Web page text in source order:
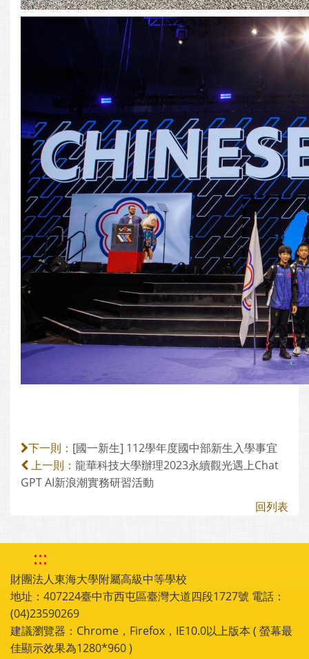
下一則： [國一新生] 112學年度國中部新生入學事宜
上一則： 龍華科技大學辦理2023永續觀光遇上Chat
GPT AI新浪潮實務研習活動
回列表
:::
財團法人東海大學附屬高級中等學校
地址：407224臺中市西屯區臺灣大道四段1727號 電話：
(04)23590269
建議瀏覽器：Chrome，Firefox，IE10.0以上版本 ( 螢幕最
佳顯示效果為1280*960 )